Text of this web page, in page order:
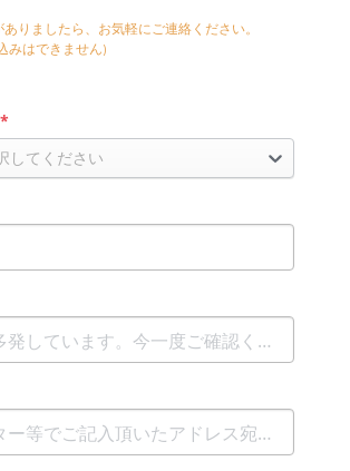
りましたら、お気軽にご連絡ください。
みはできません)
*
してください